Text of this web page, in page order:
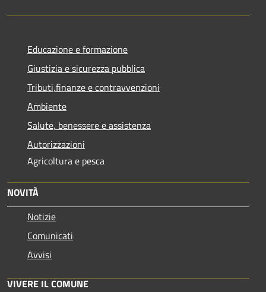
Educazione e formazione
Giustizia e sicurezza pubblica
Tributi,finanze e contravvenzioni
Ambiente
Salute, benessere e assistenza
Autorizzazioni
Agricoltura e pesca
NOVITÀ
Notizie
Comunicati
Avvisi
VIVERE IL COMUNE